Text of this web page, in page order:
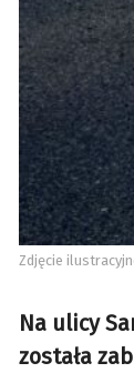
Zdjęcie
Na ulicy
została